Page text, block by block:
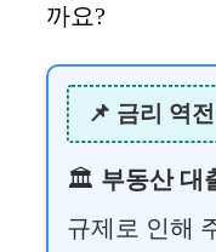
까요?
📌 금리 역
🏛️ 부동산 대
규제로 인해